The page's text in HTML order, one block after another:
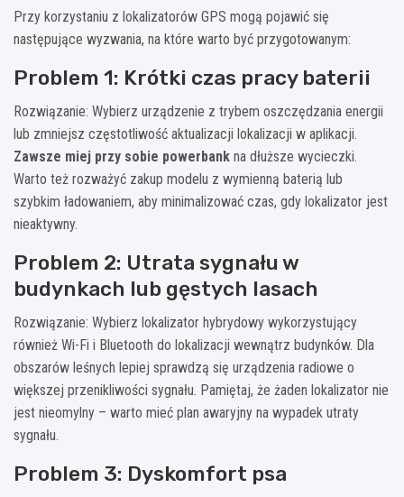
Przy korzystaniu z lokalizatorów GPS mogą pojawić się
następujące wyzwania, na które warto być przygotowanym:
Problem 1: Krótki czas pracy baterii
Rozwiązanie: Wybierz urządzenie z trybem oszczędzania energii
lub zmniejsz częstotliwość aktualizacji lokalizacji w aplikacji.
Zawsze miej przy sobie powerbank na dłuższe wycieczki.
Warto też rozważyć zakup modelu z wymienną baterią lub
szybkim ładowaniem, aby minimalizować czas, gdy lokalizator jest
nieaktywny.
Problem 2: Utrata sygnału w
budynkach lub gęstych lasach
Rozwiązanie: Wybierz lokalizator hybrydowy wykorzystujący
również Wi-Fi i Bluetooth do lokalizacji wewnątrz budynków. Dla
obszarów leśnych lepiej sprawdzą się urządzenia radiowe o
większej przenikliwości sygnału. Pamiętaj, że żaden lokalizator nie
jest nieomylny – warto mieć plan awaryjny na wypadek utraty
sygnału.
Problem 3: Dyskomfort psa